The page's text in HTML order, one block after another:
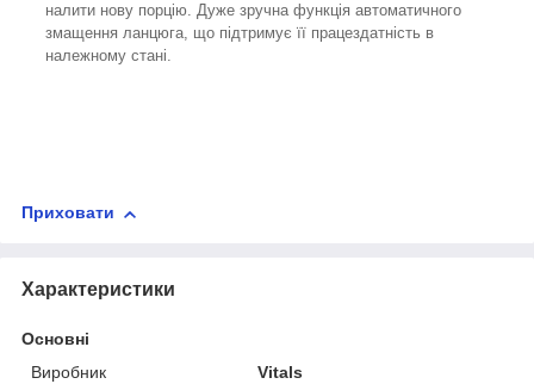
налити нову порцію. Дуже зручна функція автоматичного
змащення ланцюга, що підтримує її працездатність в
належному стані.
Приховати
Характеристики
Основні
Виробник
Vitals